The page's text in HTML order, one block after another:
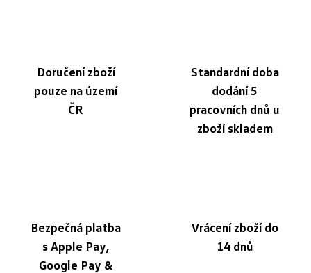
Doručení zboží
pouze na území
ČR
Standardní doba
dodání 5
pracovních dnů u
zboží skladem
Bezpečná platba
s Apple Pay,
Google Pay &
Vrácení zboží do
14 dnů